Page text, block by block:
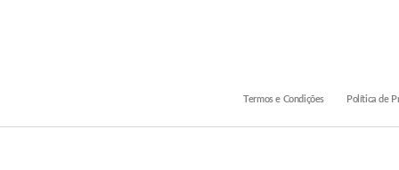
Termos e Condições Política de